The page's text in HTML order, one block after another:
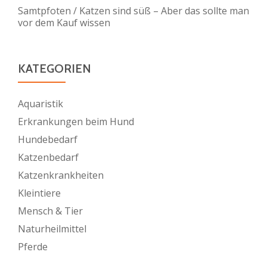
Samtpfoten / Katzen sind süß – Aber das sollte man
vor dem Kauf wissen
KATEGORIEN
Aquaristik
Erkrankungen beim Hund
Hundebedarf
Katzenbedarf
Katzenkrankheiten
Kleintiere
Mensch & Tier
Naturheilmittel
Pferde